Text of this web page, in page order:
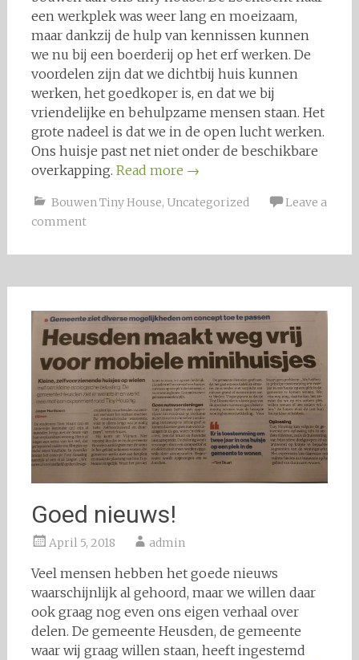
een werkplek was weer lang en moeizaam,
maar dankzij de hulp van kennissen kunnen
we nu bij een boerderij op het erf werken. De
voordelen zijn dat we dichtbij huis kunnen
werken, het goedkoper is, en dat we bij
vriendelijke en behulpzame mensen staan. Het
grote nadeel is dat we in de open lucht werken.
Ons huisje past net niet onder de beschikbare
overkapping. Read more →
Bouwen Tiny House, Uncategorized
Leave a
comment
Goed nieuws!
April 5, 2018 admin
Veel mensen hebben het goede nieuws
waarschijnlijk al gehoord, maar we willen daar
ook graag nog even ons eigen verhaal over
delen. De gemeente Heusden, de gemeente
waar wij graag willen staan, heeft ingestemd